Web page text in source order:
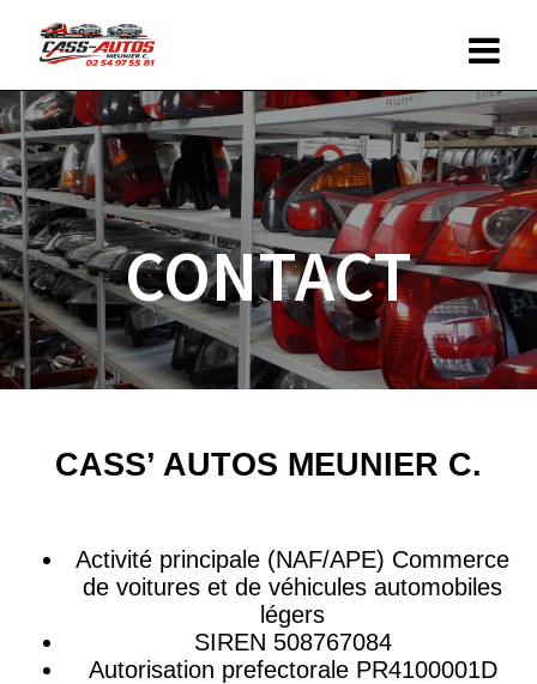
CONTACT
CASS’ AUTOS MEUNIER C.
Activité principale (NAF/APE) Commerce
de voitures et de véhicules automobiles
légers
SIREN 508767084
Autorisation prefectorale PR4100001D